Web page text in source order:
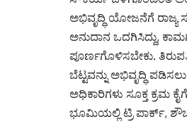
ಅಭಿವೃದ್ಧಿ ಯೋಜನೆಗೆ ರಾಜ್ಯ
ಅನುದಾನ ಒದಗಿಸಿದ್ದು,
ಪೂರ್ಣಗೊಳಿಸಬೇಕು.
ಬೆಟ್ಟವನ್ನು ಅಭಿವೃದ್ಧಿ
ಅಧಿಕಾರಿಗಳು ಸೂಕ್ತ ಕ್ರಮ
ಭೂಮಿಯಲ್ಲಿ ಟ್ರಿ ಪಾರ್ಕ್,